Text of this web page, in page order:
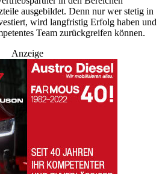
ausgebildet. Denn nur wer stetig in
wird langfristig Erfolg haben und
Team zurückgreifen können.
Anzeige